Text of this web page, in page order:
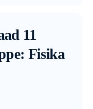
11
Fisika